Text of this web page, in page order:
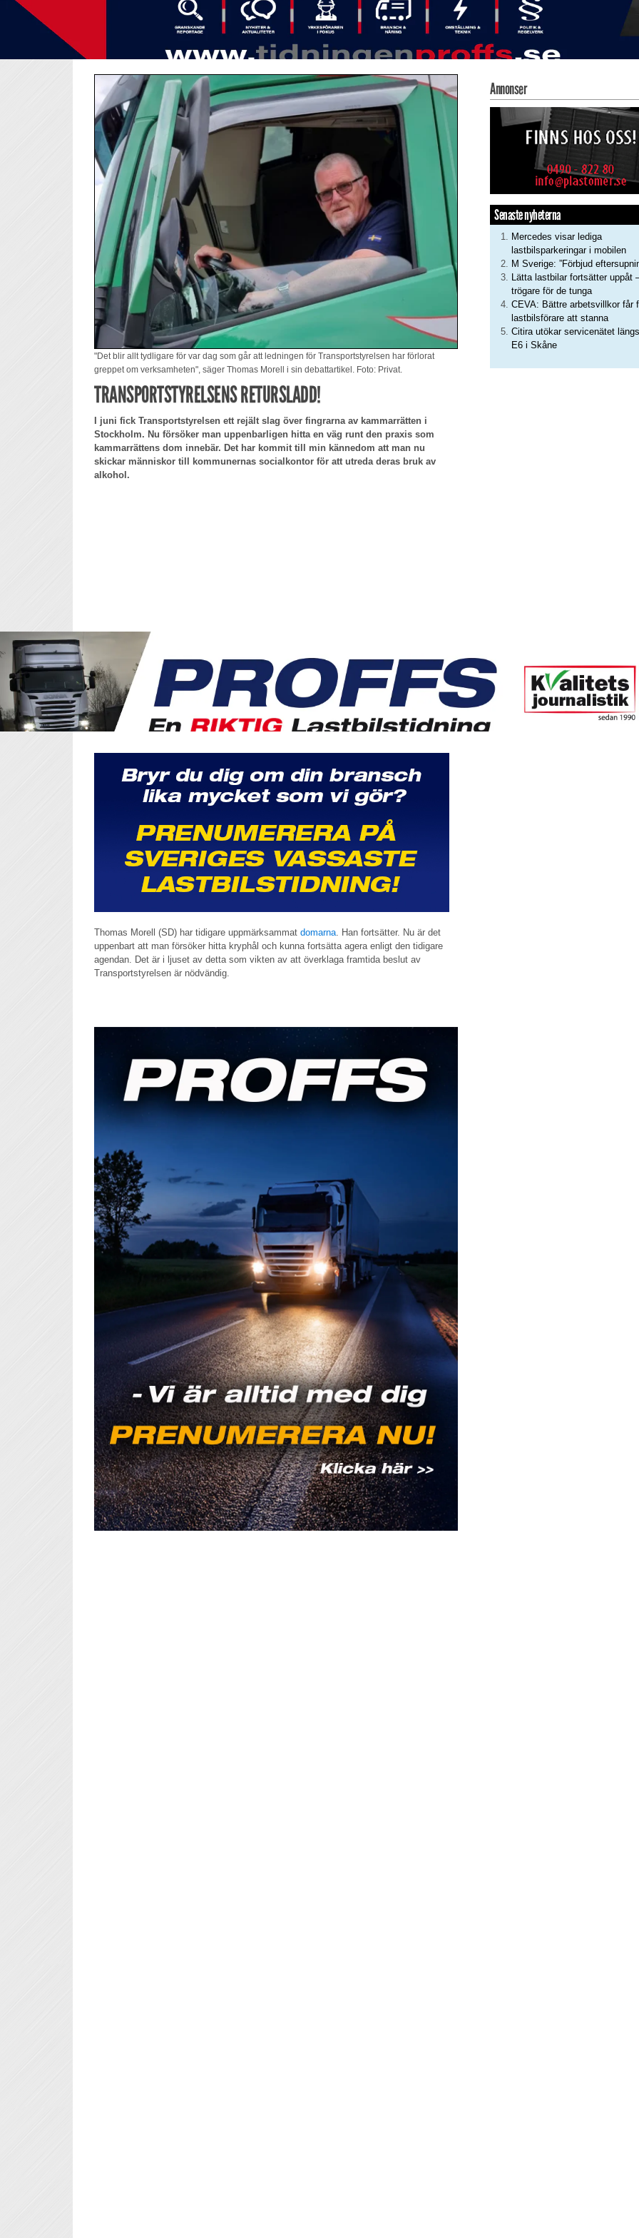
"Det blir allt tydligare för var dag som går att ledningen för Transportstyrelsen har förlorat
greppet om verksamheten", säger Thomas Morell i sin debattartikel. Foto: Privat.
TRANSPORTSTYRELSENS RETURSLADD!
I juni fick Transportstyrelsen ett rejält slag över fingrarna av kammarrätten i
Stockholm. Nu försöker man uppenbarligen hitta en väg runt den praxis som
kammarrättens dom innebär. Det har kommit till min kännedom att man nu
skickar människor till kommunernas socialkontor för att utreda deras bruk av
alkohol.
Thomas Morell (SD) har tidigare uppmärksammat domarna. Han fortsätter. Nu är det
uppenbart att man försöker hitta kryphål och kunna fortsätta agera enligt den tidigare
agendan. Det är i ljuset av detta som vikten av att överklaga framtida beslut av
Transportstyrelsen är nödvändig.
Annonser
Senaste nyheterna
Mercedes visar lediga
lastbilsparkeringar i mobilen
M Sverige: ”Förbjud
Lätta lastbilar fortsätter uppåt
trögare för de tunga
CEVA: Bättre arbetsvillkor får
lastbilsförare att stanna
Citira utökar servicenätet längs
E6 i Skåne